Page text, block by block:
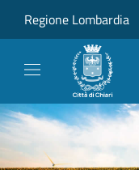
Regione Lombardia